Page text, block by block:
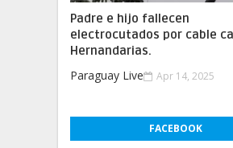
Padre e hijo fallecen
electrocutados por cable
Hernandarias.
Paraguay Live Apr 14, 2025
FACEBOOK